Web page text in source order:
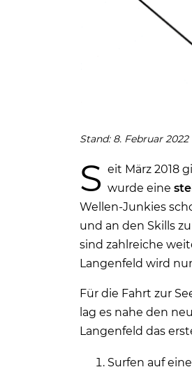
Stand: 8. Februar 2022
S eit März 2018
wurde eine
Wellen-Junkies
und an den Skills
sind zahlreiche
Langenfeld wird
Für die Fahrt zur
lag es nahe den
Langenfeld das
Surfen auf